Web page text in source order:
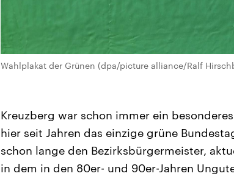
Wahlplakat der Grünen (dpa/picture alliance/Ralf
Kreuzberg war schon immer ein
hier seit Jahren das einzige grüne
schon lange den Bezirksbürgermeister,
in dem in den 80er- und 90er-Jahren